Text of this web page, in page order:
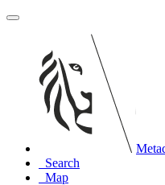
Search
Map